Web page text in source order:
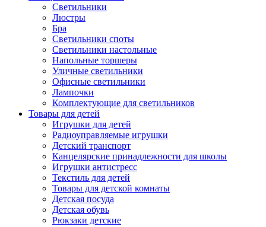
Светильники
Люстры
Бра
Светильники споты
Светильники настольные
Напольные торшеры
Уличные светильники
Офисные светильники
Лампочки
Комплектующие для светильников
Товары для детей
Игрушки для детей
Радиоуправляемые игрушки
Детский транспорт
Канцелярские принадлежности для школы
Игрушки антистресс
Текстиль для детей
Товары для детской комнаты
Детская посуда
Детская обувь
Рюкзаки детские